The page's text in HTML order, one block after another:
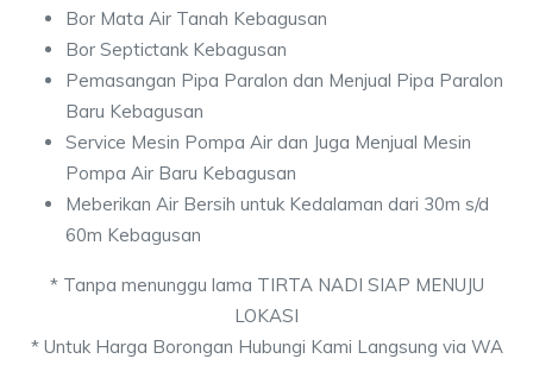
Bor Mata Air Tanah Kebagusan
Bor Septictank Kebagusan
Pemasangan Pipa Paralon dan Menjual Pipa Paralon
Baru Kebagusan
Service Mesin Pompa Air dan Juga Menjual Mesin
Pompa Air Baru Kebagusan
Meberikan Air Bersih untuk Kedalaman dari 30m s/d
60m Kebagusan
* Tanpa menunggu lama TIRTA NADI SIAP MENUJU
LOKASI
* Untuk Harga Borongan Hubungi Kami Langsung via WA